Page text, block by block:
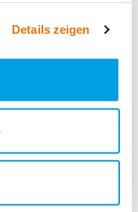
Details zeigen